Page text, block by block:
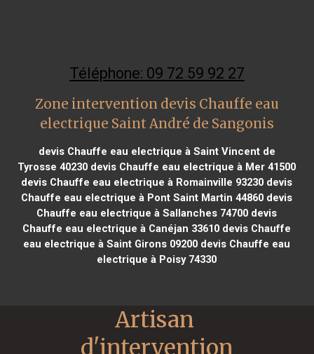
Téléphone: 09 72 59 92 27
Zone intervention devis Chauffe eau
electrique Saint André de Sangonis
devis Chauffe eau electrique à Saint Vincent de
Tyrosse 40230 devis Chauffe eau electrique à Mer 41500
devis Chauffe eau electrique à Romainville 93230 devis
Chauffe eau electrique à Pont Saint Martin 44860 devis
Chauffe eau electrique à Sallanches 74700 devis
Chauffe eau electrique à Canéjan 33610 devis Chauffe
eau electrique à Saint Girons 09200 devis Chauffe eau
electrique à Poisy 74330
Artisan
d'intervention